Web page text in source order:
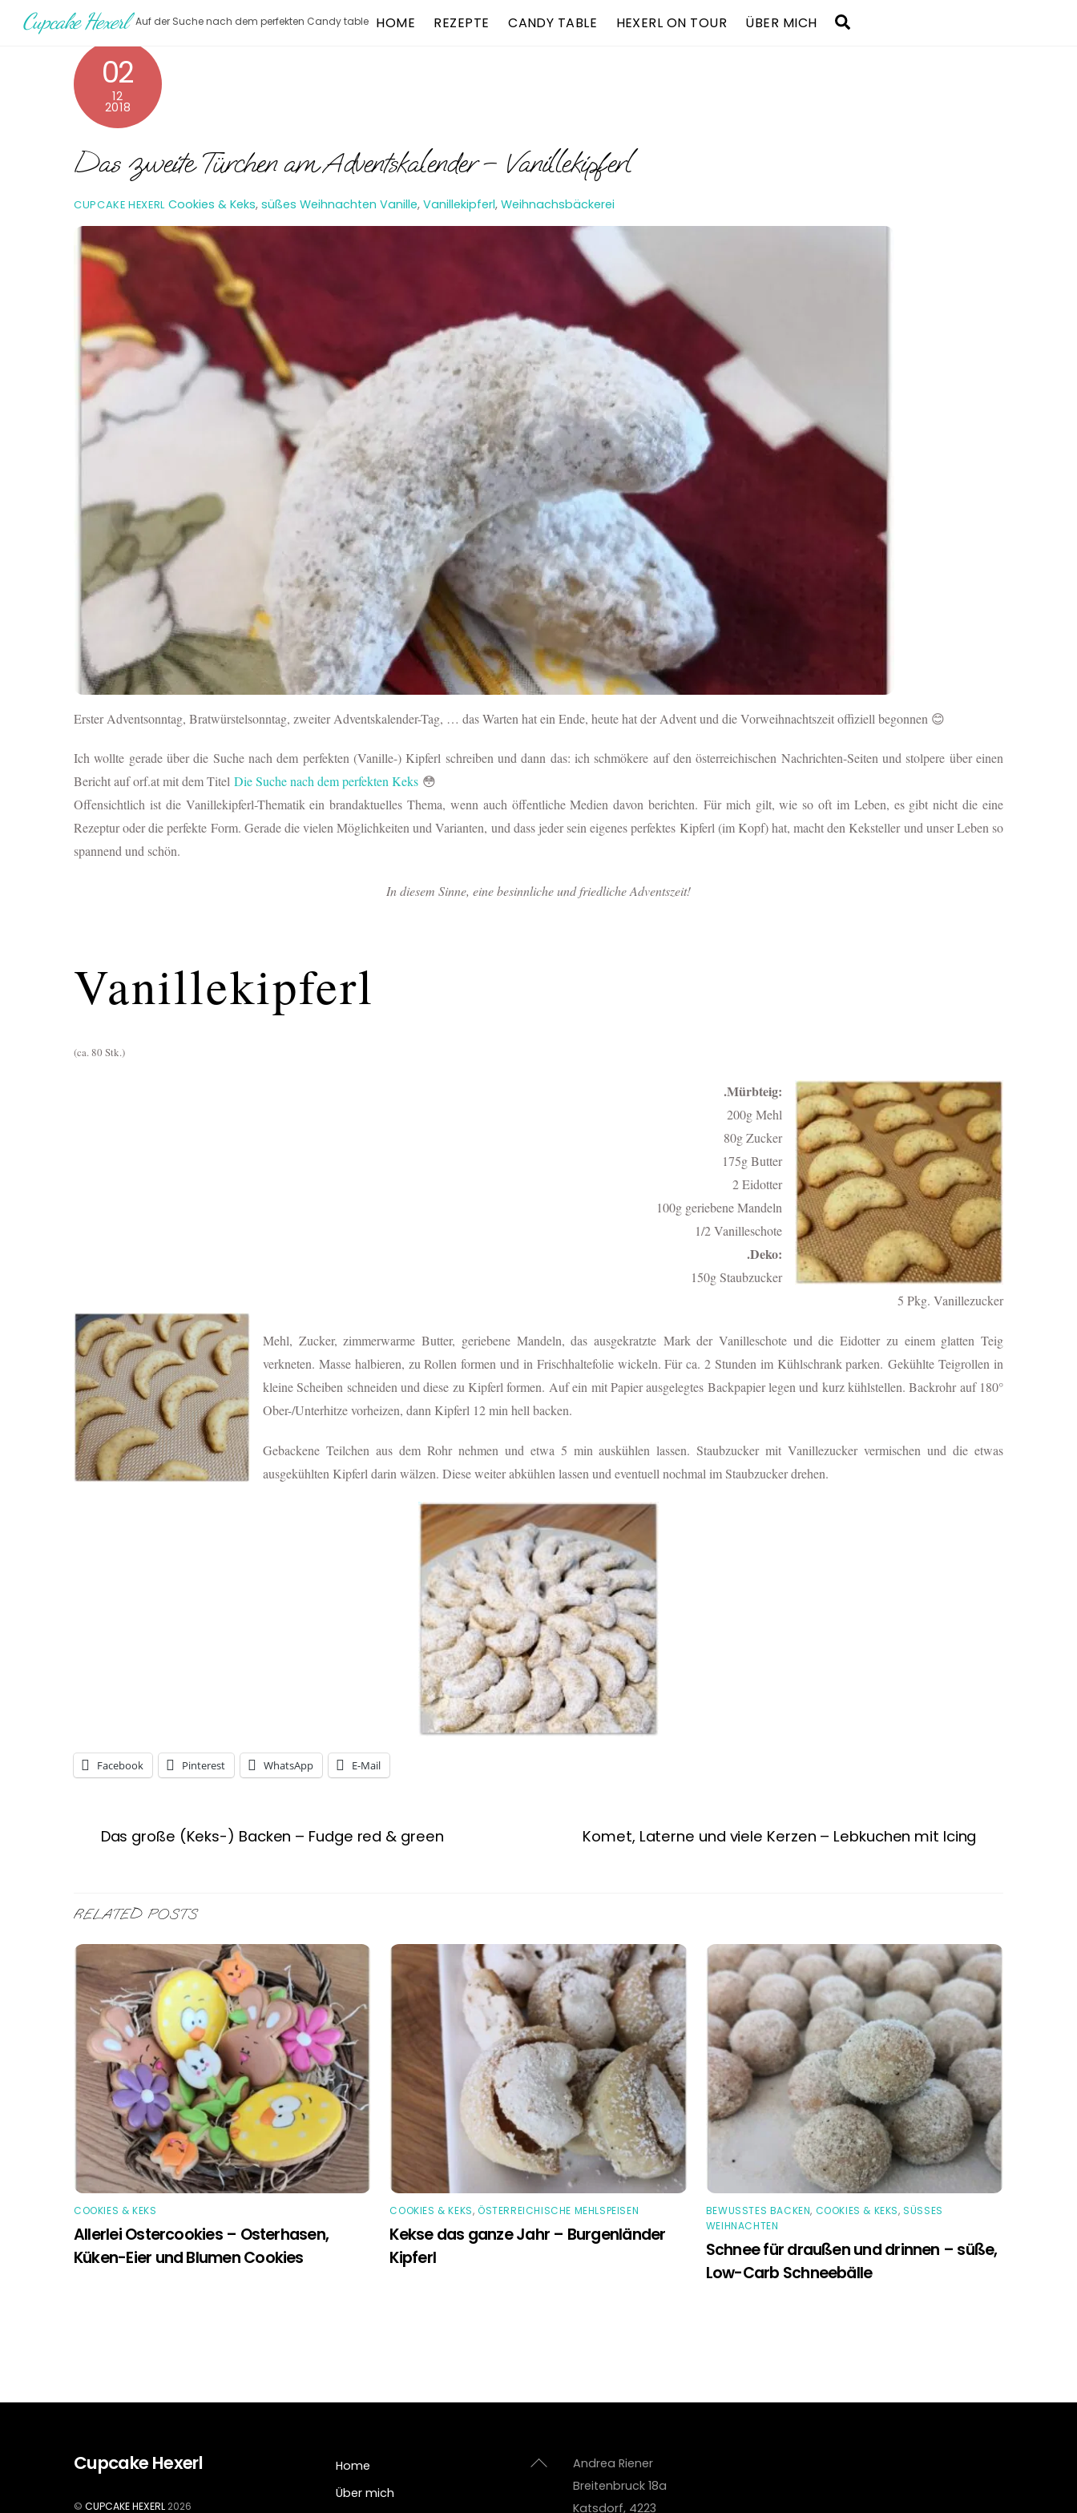
Cupcake Hexerl Auf der Suche nach dem perfekten Candy table HOME REZEPTE CANDY TABLE HEXERL ON TOUR ÜBER MICH
02
12
2018
Das zweite Türchen am Adventskalender – Vanillekipferl
CUPCAKE HEXERL Cookies & Keks,süßes Weihnachten Vanille,Vanillekipferl,Weihnachsbäckerei
Erster Adventsonntag, Bratwürstelsonntag, zweiter Adventskalender-Tag, … das Warten hat ein Ende, heute hat der Advent und die Vorweihnachtszeit offiziell begonnen 😊
Ich wollte gerade über die Suche nach dem perfekten (Vanille-) Kipferl schreiben und dann das: ich schmökere auf den österreichischen Nachrichten-Seiten und stolpere über einen
Bericht auf orf.at mit dem Titel Die Suche nach dem perfekten Keks 😳
Offensichtlich ist die Vanillekipferl-Thematik ein brandaktuelles Thema, wenn auch öffentliche Medien davon berichten. Für mich gilt, wie so oft im Leben, es gibt nicht die eine
Rezeptur oder die perfekte Form. Gerade die vielen Möglichkeiten und Varianten, und dass jeder sein eigenes perfektes Kipferl (im Kopf) hat, macht den Keksteller und unser Leben so
spannend und schön.
In diesem Sinne, eine besinnliche und friedliche Adventszeit!
Vanillekipferl
(ca. 80 Stk.)
.Mürbteig:
200g Mehl
80g Zucker
175g Butter
2 Eidotter
100g geriebene Mandeln
1/2 Vanilleschote
.Deko:
150g Staubzucker
5 Pkg. Vanillezucker
Mehl, Zucker, zimmerwarme Butter, geriebene Mandeln, das ausgekratzte Mark der Vanilleschote und die Eidotter zu einem glatten Teig
verkneten. Masse halbieren, zu Rollen formen und in Frischhaltefolie wickeln. Für ca. 2 Stunden im Kühlschrank parken.Gekühlte Teigrollen in
kleine Scheiben schneiden und diese zu Kipferl formen. Auf ein mit Papier ausgelegtes Backpapier legen und kurz kühlstellen. Backrohr auf 180°
Ober-/Unterhitze vorheizen, dann Kipferl 12 min hell backen.
Gebackene Teilchen aus dem Rohr nehmen und etwa 5 min auskühlen lassen. Staubzucker mit Vanillezucker vermischen und die etwas
ausgekühlten Kipferl darin wälzen. Diese weiter abkühlen lassen und eventuell nochmal im Staubzucker drehen.
Facebook Pinterest WhatsApp E-Mail
Das große (Keks-) Backen – Fudge red & green Komet, Laterne und viele Kerzen – Lebkuchen mit Icing
RELATED POSTS
COOKIES & KEKS
Allerlei Ostercookies – Osterhasen,
Küken-Eier und Blumen Cookies
COOKIES & KEKS, ÖSTERREICHISCHE MEHLSPEISEN
Kekse das ganze Jahr – Burgenländer
Kipferl
BEWUSSTES BACKEN, COOKIES & KEKS,SÜSSES W
EIHNACHTEN
Schnee für draußen und drinnen – süße,
Low-Carb Schneebälle
Back
Cupcake Hexerl
© CUPCAKE HEXERL 2026
Home
Über mich
Andrea Riener
Breitenbruck 18a
Katsdorf, 4223